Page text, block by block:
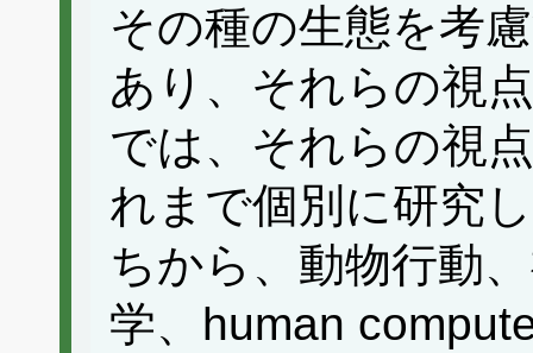
その種の生態を考
あり、それらの視
では、それらの視
れまで個別に研究
ちから、動物行動
学、human